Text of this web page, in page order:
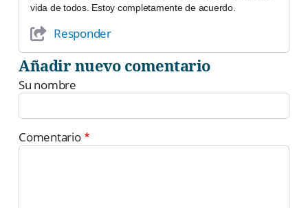
vida de todos. Estoy completamente de acuerdo.
Responder
Añadir nuevo comentario
Su nombre
Comentario